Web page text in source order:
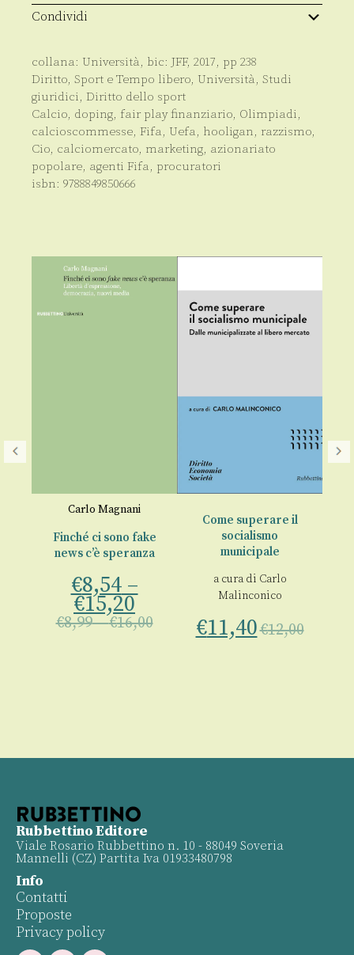
Condividi
collana: Università, bic: JFF, 2017, pp 238
Diritto, Sport e Tempo libero, Università, Studi
giuridici, Diritto dello sport
Calcio, doping, fair play finanziario, Olimpiadi,
calcioscommesse, Fifa, Uefa, hooligan, razzismo,
Cio, calciomercato, marketing, azionariato
popolare, agenti Fifa, procuratori
isbn: 9788849850666
Carlo Magnani
Finché ci sono fake
news c’è speranza
€8,54–
€15,20
€8,99–€16,00
Come superare il
socialismo
municipale
a cura di Carlo
Malinconico
€11,40€12,00
Rubbettino Editore
Viale Rosario Rubbettino n. 10 - 88049 Soveria
Mannelli (CZ) Partita Iva 01933480798
Info
Contatti
Proposte
Privacy policy